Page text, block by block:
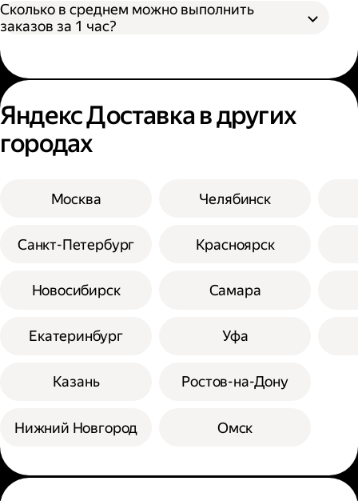
Сколько в среднем можно выполнить
заказов за 1 час?
Яндекс Доставка в других
городах
Москва
Санкт-Петербург
Новосибирск
Екатеринбург
Казань
Нижний Новгород
Челябинск
Красноярск
Самара
Уфа
Ростов-на-Дону
Омск